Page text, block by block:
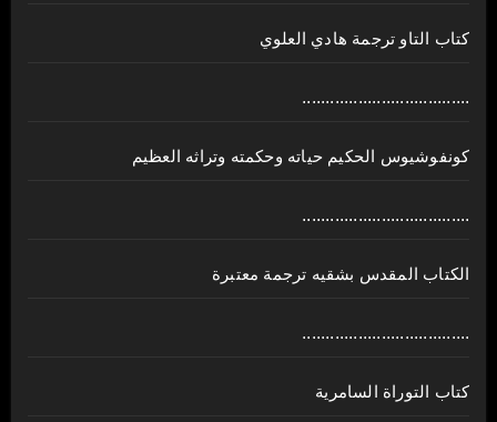
كتاب التاو ترجمة هادي العلوي
....................................
كونفوشيوس الحكيم حياته وحكمته وتراثه العظيم
....................................
الكتاب المقدس بشقيه ترجمة معتبرة
....................................
كتاب التوراة السامرية